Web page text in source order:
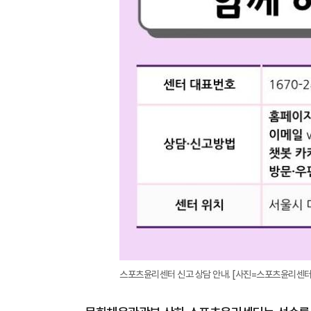
스포츠윤리센터 신고 상담 안내. [사진=스포츠윤리센